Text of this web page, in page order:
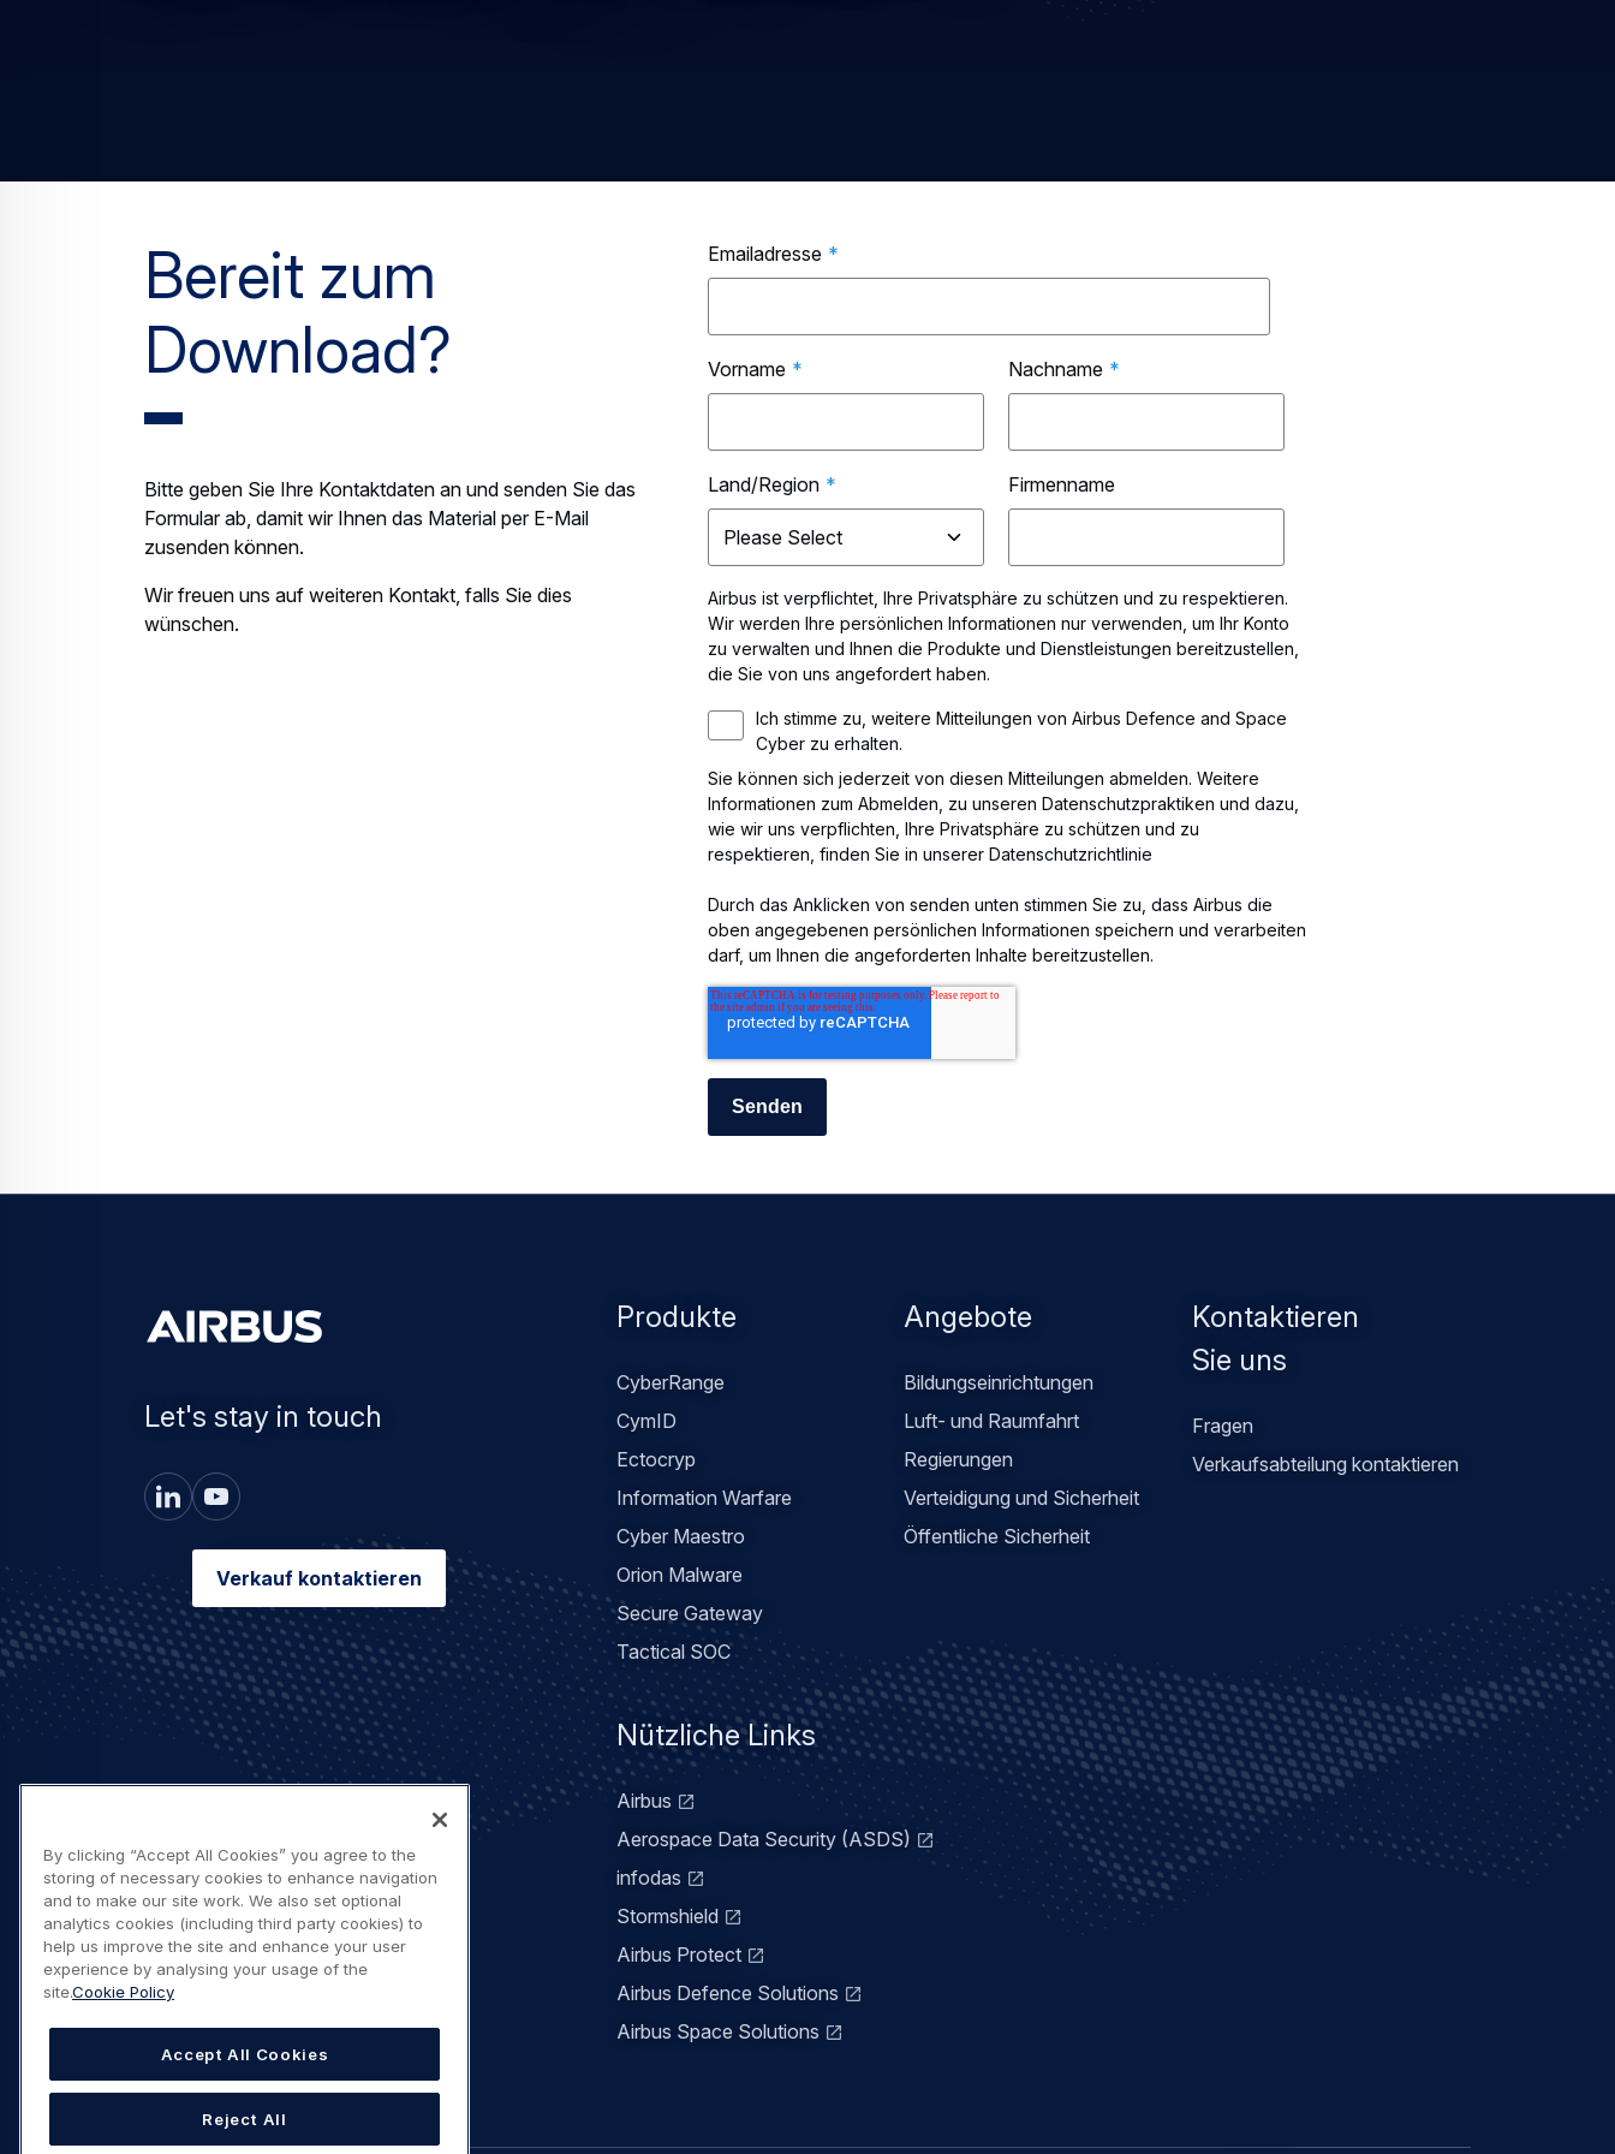
Bereit zum
Download?
Bitte geben Sie Ihre Kontaktdaten an und senden Sie das
Formular ab, damit wir Ihnen das Material per E-Mail
zusenden können.
Wir freuen uns auf weiteren Kontakt, falls Sie dies
wünschen.
Emailadresse *
Vorname * Nachname *
Land/Region * Firmenname
Airbus ist verpflichtet, Ihre Privatsphäre zu schützen und zu respektieren.
Wir werden Ihre persönlichen Informationen nur verwenden, um Ihr Konto
zu verwalten und Ihnen die Produkte und Dienstleistungen bereitzustellen,
die Sie von uns angefordert haben.
Ich stimme zu, weitere Mitteilungen von Airbus Defence and Space
Cyber zu erhalten.
Sie können sich jederzeit von diesen Mitteilungen abmelden. Weitere
Informationen zum Abmelden, zu unseren Datenschutzpraktiken und dazu,
wie wir uns verpflichten, Ihre Privatsphäre zu schützen und zu
respektieren, finden Sie in unserer Datenschutzrichtlinie
Durch das Anklicken von senden unten stimmen Sie zu, dass Airbus die
oben angegebenen persönlichen Informationen speichern und verarbeiten
darf, um Ihnen die angeforderten Inhalte bereitzustellen.
Let's stay in touch
Verkauf kontaktieren
Footer
Produkte
CyberRange
CymID
Ectocryp
Information Warfare
Cyber Maestro
Orion Malware
Secure Gateway
Tactical SOC
Angebote
Bildungseinrichtungen
Luft- und Raumfahrt
Regierungen
Verteidigung und Sicherheit
Öffentliche Sicherheit
Kontaktieren
Sie uns
Fragen
Verkaufsabteilung kontaktieren
Nützliche Links
Airbus
Aerospace Data Security (ASDS)
infodas
Stormshield
Airbus Protect
Airbus Defence Solutions
Airbus Space Solutions
By clicking “Accept All Cookies” you agree to the
storing of necessary cookies to enhance navigation
and to make our site work. We also set optional
analytics cookies (including third party cookies) to
help us improve the site and enhance your user
experience by analysing your usage of the
site.Cookie Policy
Accept All Cookies
Reject All